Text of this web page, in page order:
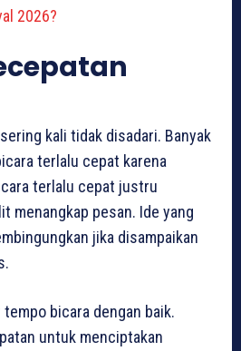
2026?
kali tidak disadari. Banyak
terlalu cepat karena
terlalu cepat justru
menangkap pesan. Ide yang
jika disampaikan
bicara dengan baik.
untuk menciptakan